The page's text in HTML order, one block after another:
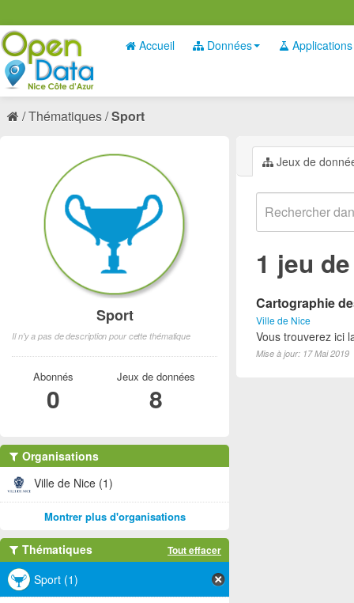
Accueil Données Applications
Thématiques Sport
Jeux de
1 jeu
Cartographie
Ville de Nice
Vous trouverez ici
Mise à jour: 17 Mai 2019
Sport
Il n'y a pas de description pour cette thématique
Abonnés
0
Jeux de données
8
Organisations
Ville de Nice (1)
Montrer plus d'organisations
Thématiques Tout effacer
Sport (1)